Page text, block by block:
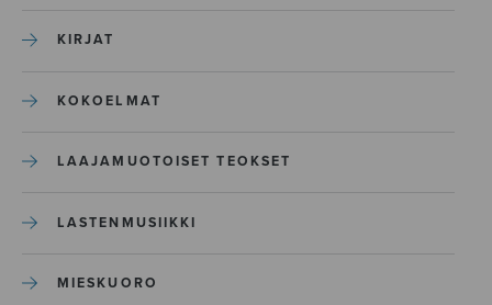
KIRJAT
KOKOELMAT
LAAJAMUOTOISET TEOKSET
LASTENMUSIIKKI
MIESKUORO